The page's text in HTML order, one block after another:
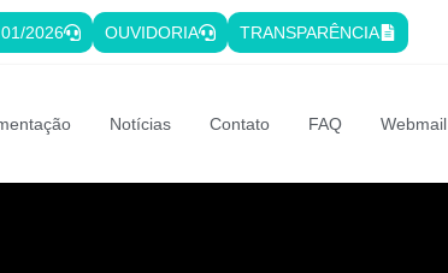
2026 OUVIDORIA TRANSPARÊNCIA
Notícias Contato FAQ Webmail